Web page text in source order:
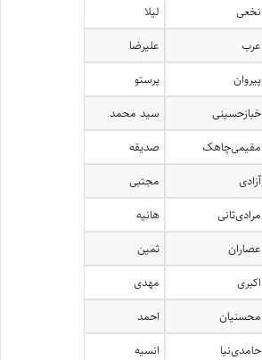
نخعی
لیلا
عرب
علیرضا
پیروان
پرستو
خباز‌حسینی
سید محمد
مقیمی‌چاهک
صدیقه
آزادی
مجتبی
مرادی‌ثانی
هانیه
عصاران
ثمین
اکبری
مهدی
محسنیان
احمد
حامدی‌نیا
انسیه